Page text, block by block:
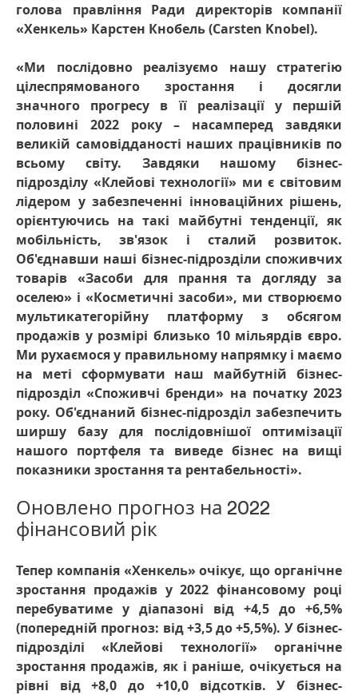
голова правління Ради директорів компанії
«Хенкель» Карстен Кнобель(Carsten Knobel).
«Ми послідовно реалізуємо нашу стратегію
цілеспрямованого зростання і досягли
значного прогресу в її реалізації у першій
половині 2022 року – насамперед завдяки
великій самовідданості наших працівників по
всьому світу. Завдяки нашому бізнес-
підрозділу «Клейові технології» ми є світовим
лідером у забезпеченні інноваційних рішень,
орієнтуючись на такі майбутні тенденції, як
мобільність, зв'язок і сталий розвиток.
Об'єднавши наші бізнес-підрозділи споживчих
товарів «Засоби для прання та догляду за
оселею» і «Косметичні засоби», ми створюємо
мультикатегорійну платформу з обсягом
продажів у розмірі близько 10 мільярдів євро.
Ми рухаємося у правильному напрямку і маємо
на меті сформувати наш майбутній бізнес-
підрозділ «Споживчі бренди» на початку 2023
року. Об'єднаний бізнес-підрозділ забезпечить
ширшу базу для послідовнішої оптимізації
нашого портфеля та виведе бізнес на вищі
показники зростання та рентабельності».
Оновлено прогноз на 2022
фінансовий рік
Тепер компанія «Хенкель» очікує, що органічне
зростання продажів у 2022 фінансовому році
перебуватиме у діапазоні від +4,5 до +6,5%
(попередній прогноз: від +3,5 до +5,5%). У бізнес-
підрозділі «Клейові технології» органічне
зростання продажів, як і раніше, очікується на
рівні від +8,0 до +10,0 відсотків. У бізнес-